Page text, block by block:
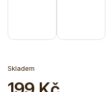
Skladem
Měrná